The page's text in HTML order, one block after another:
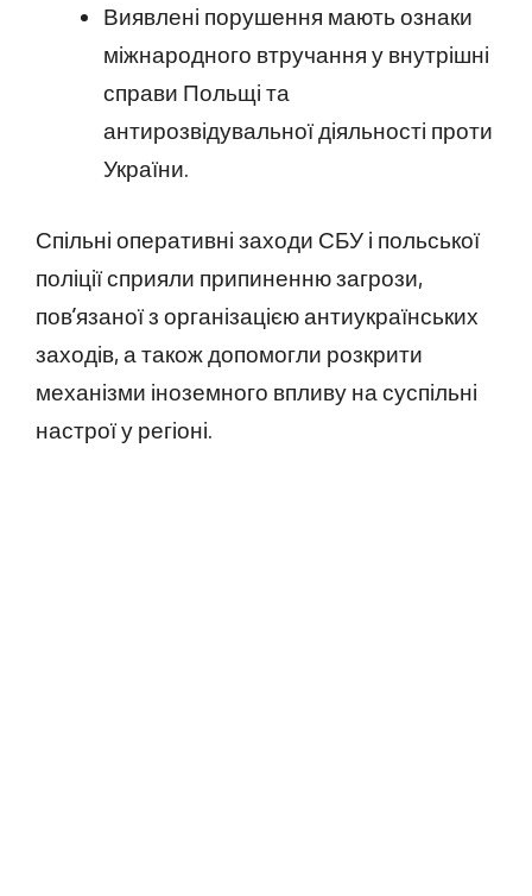
Виявлені порушення мають ознаки
міжнародного втручання у внутрішні
справи Польщі та
антирозвідувальної діяльності проти
України.
Спільні оперативні заходи СБУ і польської
поліції сприяли припиненню загрози,
пов’язаної з організацією антиукраїнських
заходів, а також допомогли розкрити
механізми іноземного впливу на суспільні
настрої у регіоні.